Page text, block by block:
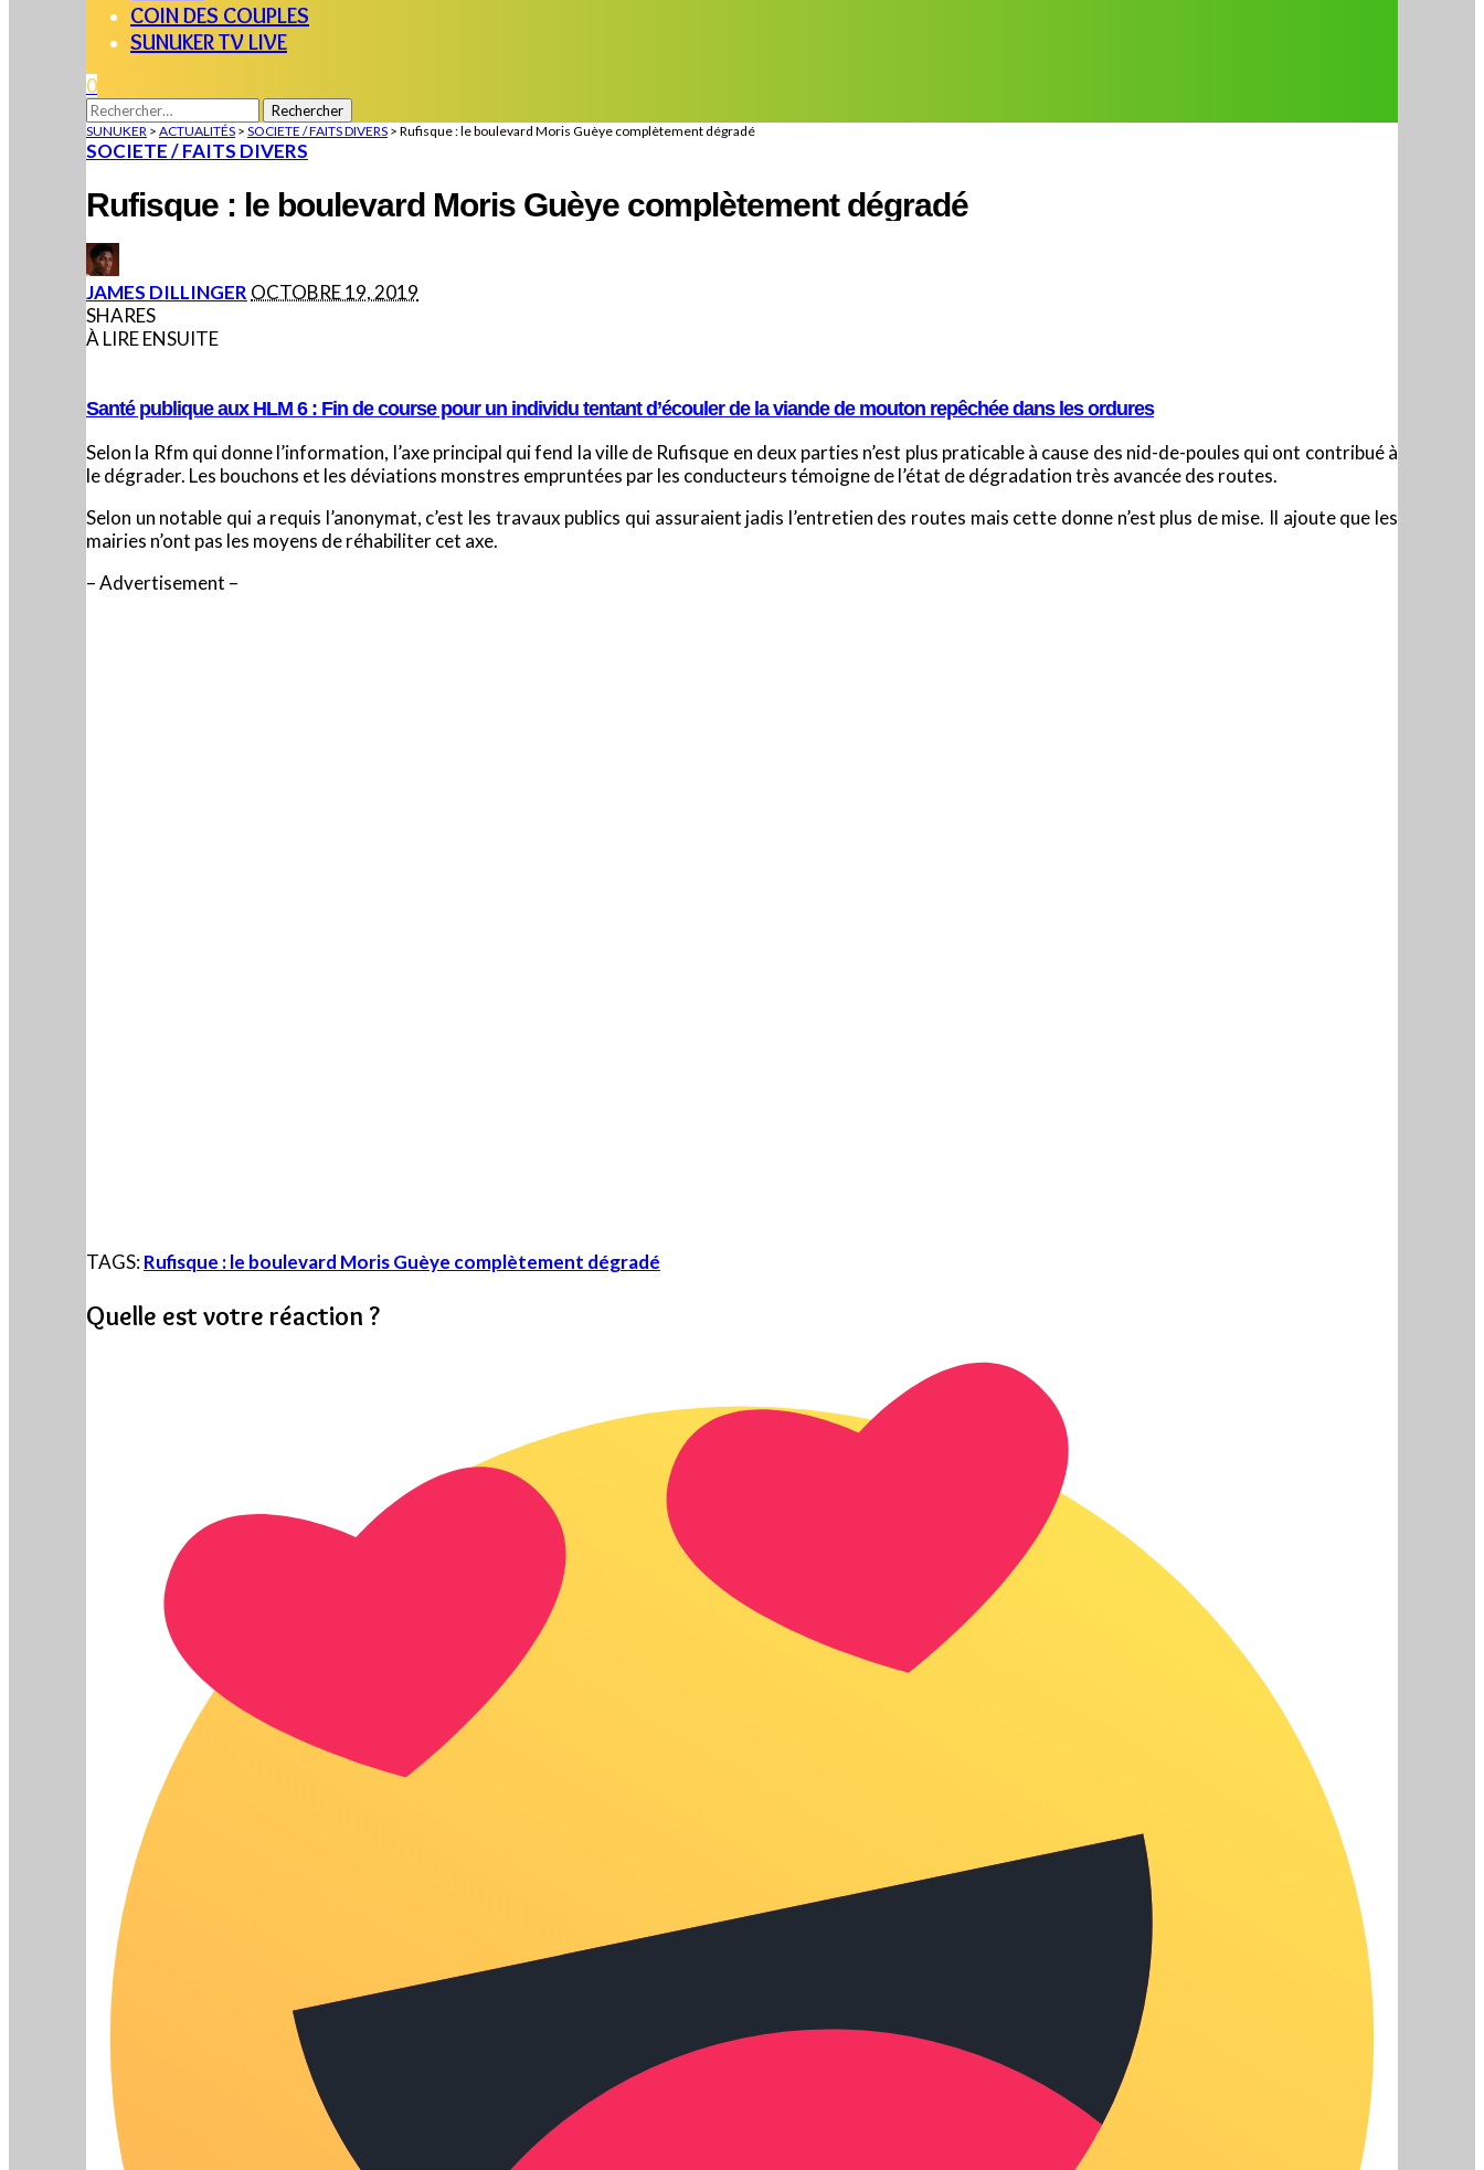
COIN DES COUPLES
SUNUKER TV LIVE
0
Rechercher :
SUNUKER > ACTUALITÉS > SOCIETE / FAITS DIVERS > Rufisque : le boulevard Moris Guèye complètement dégradé
SOCIETE / FAITS DIVERS
Rufisque : le boulevard Moris Guèye complètement dégradé
POSTED
BY
JAMES DILLINGER OCTOBRE 19, 2019
SHARES
À LIRE ENSUITE
Santé publique aux HLM 6 : Fin de course pour un individu tentant d’écouler de la viande de mouton repêchée dans les ordures
Selon la Rfm qui donne l’information, l’axe principal qui fend la ville de Rufisque en deux parties n’est plus praticable à cause des nid-de-poules qui ont contribué à
le dégrader. Les bouchons et les déviations monstres empruntées par les conducteurs témoigne de l’état de dégradation très avancée des routes.
Selon un notable qui a requis l’anonymat, c’est les travaux publics qui assuraient jadis l’entretien des routes mais cette donne n’est plus de mise. Il ajoute que les
mairies n’ont pas les moyens de réhabiliter cet axe.
– Advertisement –
TAGS:Rufisque : le boulevard Moris Guèye complètement dégradé
Quelle est votre réaction ?